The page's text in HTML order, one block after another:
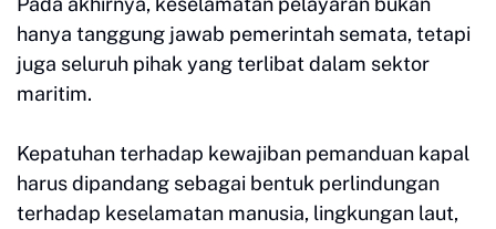
hanya tanggung jawab pemerintah semata, tetapi
juga seluruh pihak yang terlibat dalam sektor
maritim.
Kepatuhan terhadap kewajiban pemanduan kapal
harus dipandang sebagai bentuk perlindungan
terhadap keselamatan manusia, lingkungan laut,